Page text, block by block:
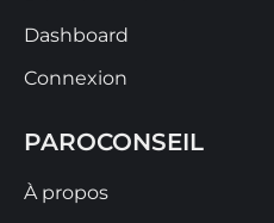
Dashboard
Connexion
PAROCONSEIL
À propos